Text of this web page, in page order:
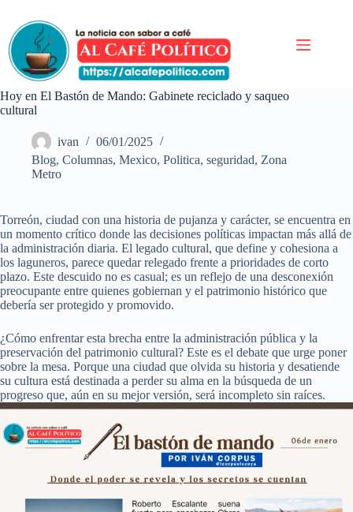
contenido
Hoy en El Bastón de Mando: Gabinete reciclado y saqueo
cultural
ivan
06/01/2025
Blog, Columnas, Mexico, Politica, seguridad, Zona
Metro
Torreón, ciudad con una historia de pujanza y carácter, se encuentra en
un momento crítico donde las decisiones políticas impactan más allá de
la administración diaria. El legado cultural, que define y cohesiona a
los laguneros, parece quedar relegado frente a prioridades de corto
plazo. Este descuido no es casual; es un reflejo de una desconexión
preocupante entre quienes gobiernan y el patrimonio histórico que
debería ser protegido y promovido.
¿Cómo enfrentar esta brecha entre la administración pública y la
preservación del patrimonio cultural? Este es el debate que urge poner
sobre la mesa. Porque una ciudad que olvida su historia y desatiende
su cultura está destinada a perder su alma en la búsqueda de un
progreso que, aún en su mejor versión, será incompleto sin raíces.